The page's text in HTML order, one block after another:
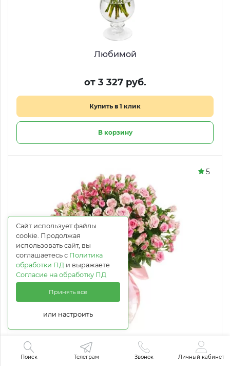
Любимой
от 3 327 руб.
Купить в 1 клик
В корзину
Принцессе
5
Поиск Телеграм Звонок Личный кабинет
Сайт использует файлы
cookie. Продолжая
использовать сайт, вы
соглашаетесь с Политика
обработки ПД и выражаете
Согласие на обработку ПД
Принять все
или настроить